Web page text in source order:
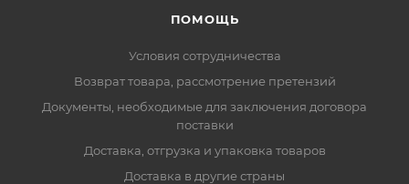
ПОМОЩЬ
Условия сотрудничества
Возврат товара, рассмотрение претензий
Документы, необходимые для заключения договора
поставки
Доставка, отгрузка и упаковка товаров
Доставка в другие страны